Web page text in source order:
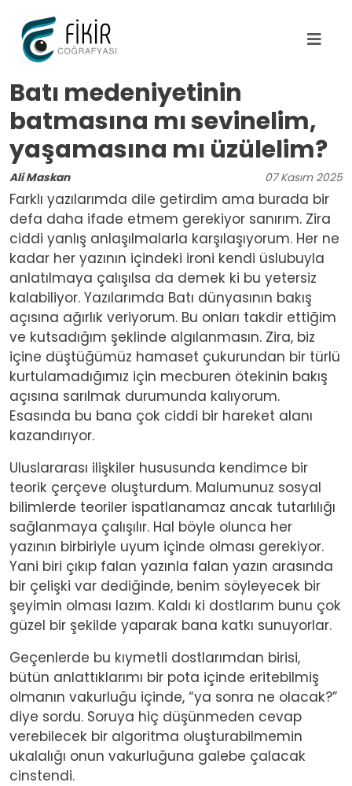
Batı medeniyetinin
batmasına mı sevinelim,
yaşamasına mı üzülelim?
Ali Maskan 07 Kasım 2025
Farklı yazılarımda dile getirdim ama burada bir
defa daha ifade etmem gerekiyor sanırım. Zira
ciddi yanlış anlaşılmalarla karşılaşıyorum. Her ne
kadar her yazının içindeki ironi kendi üslubuyla
anlatılmaya çalışılsa da demek ki bu yetersiz
kalabiliyor. Yazılarımda Batı dünyasının bakış
açısına ağırlık veriyorum. Bu onları takdir ettiğim
ve kutsadığım şeklinde algılanmasın. Zira, biz
içine düştüğümüz hamaset çukurundan bir türlü
kurtulamadığımız için mecburen ötekinin bakış
açısına sarılmak durumunda kalıyorum.
Esasında bu bana çok ciddi bir hareket alanı
kazandırıyor.
Uluslararası ilişkiler hususunda kendimce bir
teorik çerçeve oluşturdum. Malumunuz sosyal
bilimlerde teoriler ispatlanamaz ancak tutarlılığı
sağlanmaya çalışılır. Hal böyle olunca her
yazının birbiriyle uyum içinde olması gerekiyor.
Yani biri çıkıp falan yazınla falan yazın arasında
bir çelişki var dediğinde, benim söyleyecek bir
şeyimin olması lazım. Kaldı ki dostlarım bunu çok
güzel bir şekilde yaparak bana katkı sunuyorlar.
Geçenlerde bu kıymetli dostlarımdan birisi,
bütün anlattıklarımı bir pota içinde eritebilmiş
olmanın vakurluğu içinde, “ya sonra ne olacak?”
diye sordu. Soruya hiç düşünmeden cevap
verebilecek bir algoritma oluşturabilmemin
ukalalığı onun vakurluğuna galebe çalacak
cinstendi.